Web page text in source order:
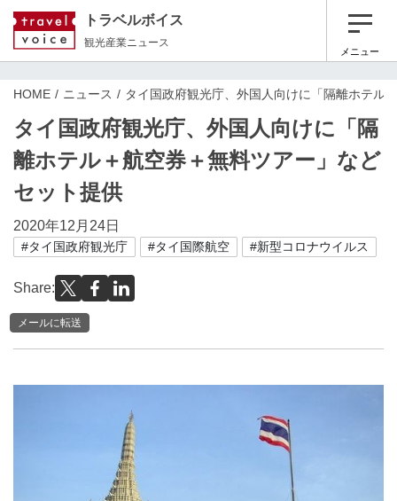
トラベルボイス
観光産業ニュース
メニュー
HOME ニュース タイ国政府観光庁、外国人向けに「隔離ホテル
タイ国政府観光庁、外国人向けに「隔
離ホテル＋航空券＋無料ツアー」など
セット提供
2020年12月24日
#タイ国政府観光庁 #タイ国際航空 #新型コロナウイルス
Share:
メールに転送